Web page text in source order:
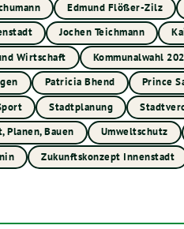
Edmund Flößer-Zilz
Jochen Teichmann
Wirtschaft Kommunalwahl
Patricia Bhend Prince
Stadtplanung
Planen, Bauen Umweltschutz
Zukunftskonzept Innenstadt